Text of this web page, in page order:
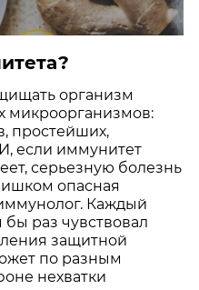
организм
микроорганизмов:
простейших,
если иммунитет
серьезную болезнь
опасная
Каждый
бы раз чувствовал
защитной
по разным
нехватки